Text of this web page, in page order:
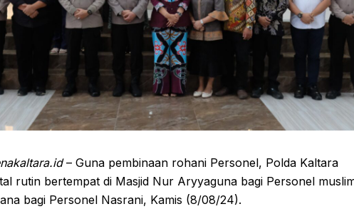
– Guna pembinaan rohani Personel, Polda Kaltara
rutin bertempat di Masjid Nur Aryyaguna bagi Personel
bagi Personel Nasrani, Kamis (8/08/24).